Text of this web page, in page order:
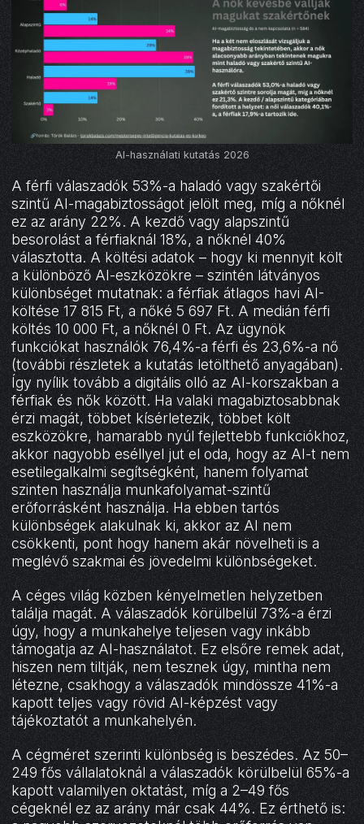
AI-használati kutatás 2026
A férfi válaszadók 53%-a haladó vagy szakértői
szintű AI-magabiztosságot jelölt meg, míg a nőknél
ez az arány 22%. A kezdő vagy alapszintű
besorolást a férfiaknál 18%, a nőknél 40%
választotta. A költési adatok – hogy ki mennyit költ
a különböző AI-eszközökre – szintén látványos
különbséget mutatnak: a férfiak átlagos havi AI-
költése 17 815 Ft, a nőké 5 697 Ft. A medián férfi
költés 10 000 Ft, a nőknél 0 Ft. Az ügynök
funkciókat használók 76,4%-a férfi és 23,6%-a nő
(további részletek a kutatás letölthető anyagában).
Így nyílik tovább a digitális olló az AI-korszakban a
férfiak és nők között. Ha valaki magabiztosabbnak
érzi magát, többet kísérletezik, többet költ
eszközökre, hamarabb nyúl fejlettebb funkciókhoz,
akkor nagyobb eséllyel jut el oda, hogy az AI-t nem
esetilegalkalmi segítségként, hanem folyamat
szinten használja munkafolyamat-szintű
erőforrásként használja. Ha ebben tartós
különbségek alakulnak ki, akkor az AI nem
csökkenti, pont hogy hanem akár növelheti is a
meglévő szakmai és jövedelmi különbségeket.
A céges világ közben kényelmetlen helyzetben
találja magát. A válaszadók körülbelül 73%-a érzi
úgy, hogy a munkahelye teljesen vagy inkább
támogatja az AI-használatot. Ez elsőre remek adat,
hiszen nem tiltják, nem tesznek úgy, mintha nem
létezne, csakhogy a válaszadók mindössze 41%-a
kapott teljes vagy rövid AI-képzést vagy
tájékoztatót a munkahelyén.
A cégméret szerinti különbség is beszédes. Az 50–
249 fős vállalatoknál a válaszadók körülbelül 65%-a
kapott valamilyen oktatást, míg a 2–49 fős
cégeknél ez az arány már csak 44%. Ez érthető is: